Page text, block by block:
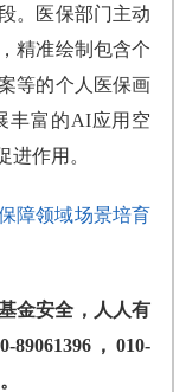
。医保部门主动
精准绘制包含个
等的个人医保画
丰富的AI应用空
进作用。
障领域场景培育
金安全，人人有
，010-